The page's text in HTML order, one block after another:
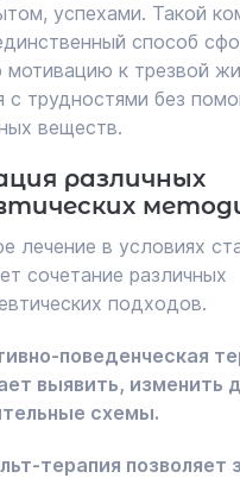
успехами. Такой
способ
к трезвой
с трудностями без
веществ.
различных
лечение в условиях
сочетание различных
подходов.
поведенческая
выявить, изменить
схемы.
терапия позволяет